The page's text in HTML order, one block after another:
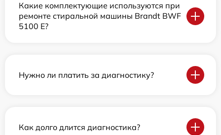
Какие комплектующие используются при
ремонте стиральной машины Brandt BWF
5100 E?
Нужно ли платить за диагностику?
Как долго длится диагностика?